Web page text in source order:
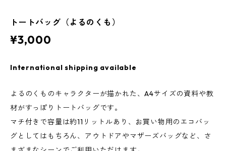
トートバッグ（よるのくも）
¥3,000
International shipping available
よるのくものキャラクターが描かれた、A4サイズの資料や教
材がすっぽりトートバッグです。
マチ付きで容量は約11リットルあり、お買い物用のエコバッ
グとしてはもちろん、アウトドアやマザーズバッグなど、さ